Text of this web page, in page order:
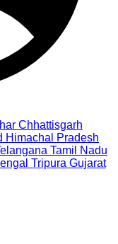
Chhattisgarh
Himachal Pradesh
Tamil Nadu
Tripura Gujarat